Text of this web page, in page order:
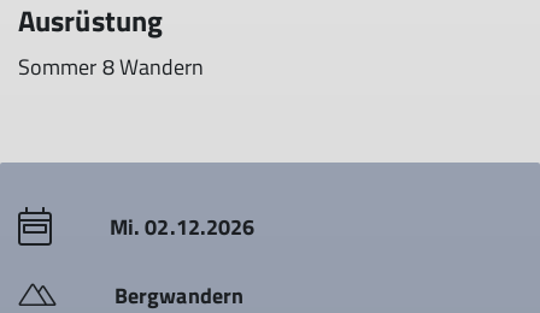
Ausrüstung
Sommer 8 Wandern
Mi. 02.12.2026
Bergwandern